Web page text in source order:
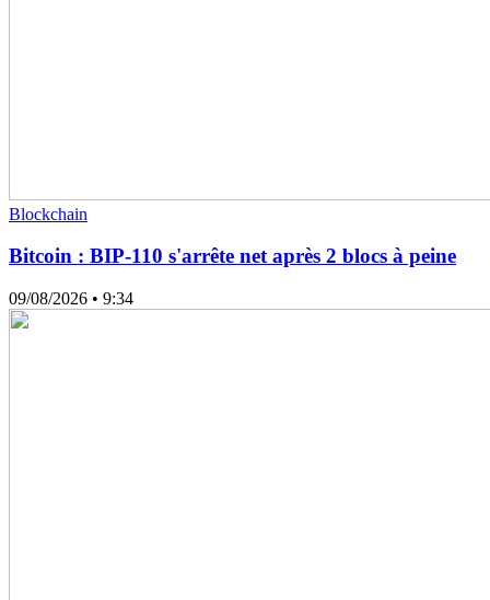
Blockchain
Bitcoin : BIP-110 s'arrête net après 2 blocs à peine
09/08/2026 • 9:34